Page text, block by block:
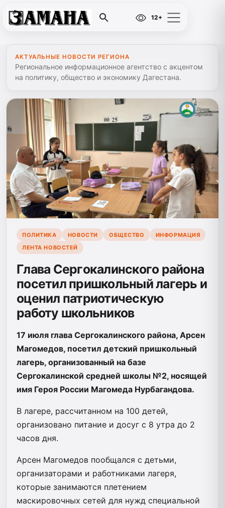
12+
АКТУАЛЬНЫЕ НОВОСТИ РЕГИОНА
Региональное информационное агентство с акцентом
на политику, общество и экономику Дагестана.
ПОЛИТИКА НОВОСТИ ОБЩЕСТВО
ИНФОРМАЦИЯ
ЛЕНТА НОВОСТЕЙ
Глава Сергокалинского района
посетил пришкольный лагерь и
оценил патриотическую
работу школьников
17 июля глава Сергокалинского района, Арсен
Магомедов, посетил детский пришкольный
лагерь, организованный на базе
Сергокалинской средней школы №2, носящей
имя Героя России Магомеда Нурбагандова.
В лагере, рассчитанном на 100 детей,
организовано питание и досуг с 8 утра до 2
часов дня.
Арсен Магомедов пообщался с детьми,
организаторами и работниками лагеря,
которые занимаются плетением
маскировочных сетей для нужд специальной